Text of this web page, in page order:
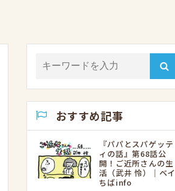
おすすめ記事
『パパとスパゲッテ
ィの話』第68話公
開！ご近所さんの生
活（武井 怜）｜ベイ
ちばinfo